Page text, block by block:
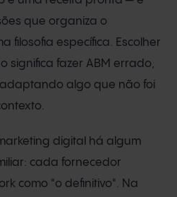
que organiza o
filosofia específica. Escolher
significa fazer ABM errado,
algo que não foi
digital há algum
cada fornecedor
como "o definitivo". Na